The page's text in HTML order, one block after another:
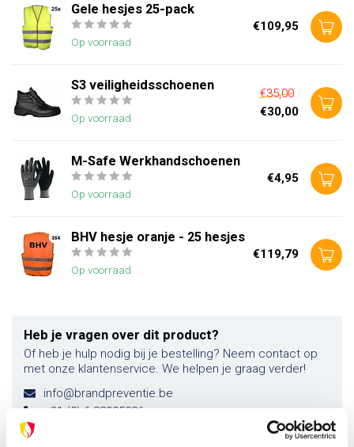
Gele hesjes 25-pack
Op voorraad
€109,95
S3 veiligheidsschoenen
Op voorraad
€35,00
€30,00
M-Safe Werkhandschoenen
Op voorraad
€4,95
BHV hesje oranje - 25 hesjes
Op voorraad
€119,79
Heb je vragen over dit product?
Of heb je hulp nodig bij je bestelling? Neem contact op
met onze klantenservice. We helpen je graag verder!
info@brandpreventie.be
+31 (0) 6 82095086